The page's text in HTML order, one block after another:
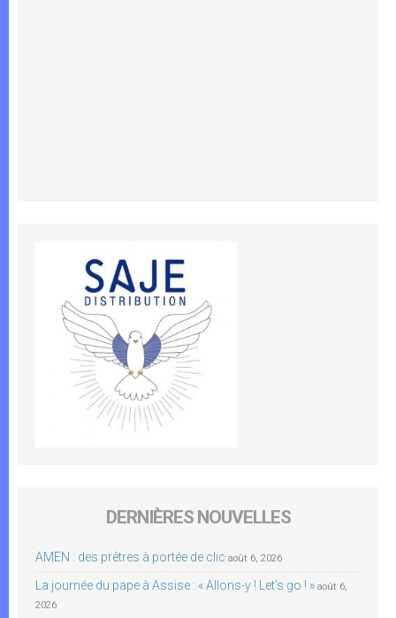
DERNIÈRES NOUVELLES
AMEN : des prêtres à portée de clic août 6, 2026
La journée du pape à Assise : « Allons-y ! Let’s go ! » août 6,
2026